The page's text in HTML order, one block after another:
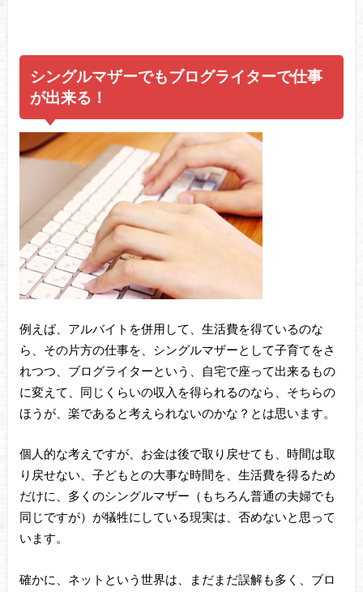
シングルマザーでもブログライターで仕事
が出来る！
例えば、アルバイトを併用して、生活費を得ているのな
ら、その片方の仕事を、シングルマザーとして子育てをさ
れつつ、ブログライターという、自宅で座って出来るもの
に変えて、同じくらいの収入を得られるのなら、そちらの
ほうが、楽であると考えられないのかな？とは思います。
個人的な考えですが、お金は後で取り戻せても、時間は取
り戻せない、子どもとの大事な時間を、生活費を得るため
だけに、多くのシングルマザー（もちろん普通の夫婦でも
同じですが）が犠牲にしている現実は、否めないと思って
います。
確かに、ネットという世界は、まだまだ誤解も多く、ブロ